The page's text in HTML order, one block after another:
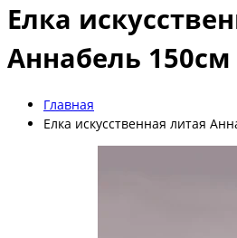
Елка
Аннабель 150см
Главная
Елка искусственная литая